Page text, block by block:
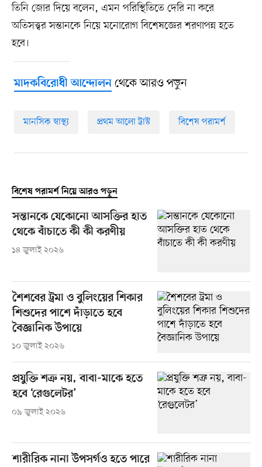
তিনি জোর দিয়ে বলেন, এমন পরিস্থিতিতে দেরি না করে
অতিসত্ত্বর সন্তানকে নিয়ে মনোরোগ বিশেষজ্ঞের শরণাপন্ন হতে
হবে।
মাদকবিরোধী আন্দোলনথেকে আরও পড়ুন
মানসিক স্বাস্থ্য প্রথম আলো ট্রাস্ট বিশেষ পরামর্শ
বিশেষ পরামর্শ নিয়ে আরও পড়ুন
সন্তানকে যেকোনো আসক্তির হাত
থেকে বাঁচাতে কী কী করণীয়
১৪ জুলাই ২০২৬
শৈশবের ট্রমা ও বুলিংয়ের শিকার
শিশুদের পাশে দাঁড়াতে হবে
বৈজ্ঞানিক উপায়ে
১০ জুলাই ২০২৬
প্রযুক্তি শত্রু নয়, বাবা-মাকে হতে
হবে ‘রেগুলেটর’
০৯ জুলাই ২০২৬
শারীরিক নানা উপসর্গও হতে পারে